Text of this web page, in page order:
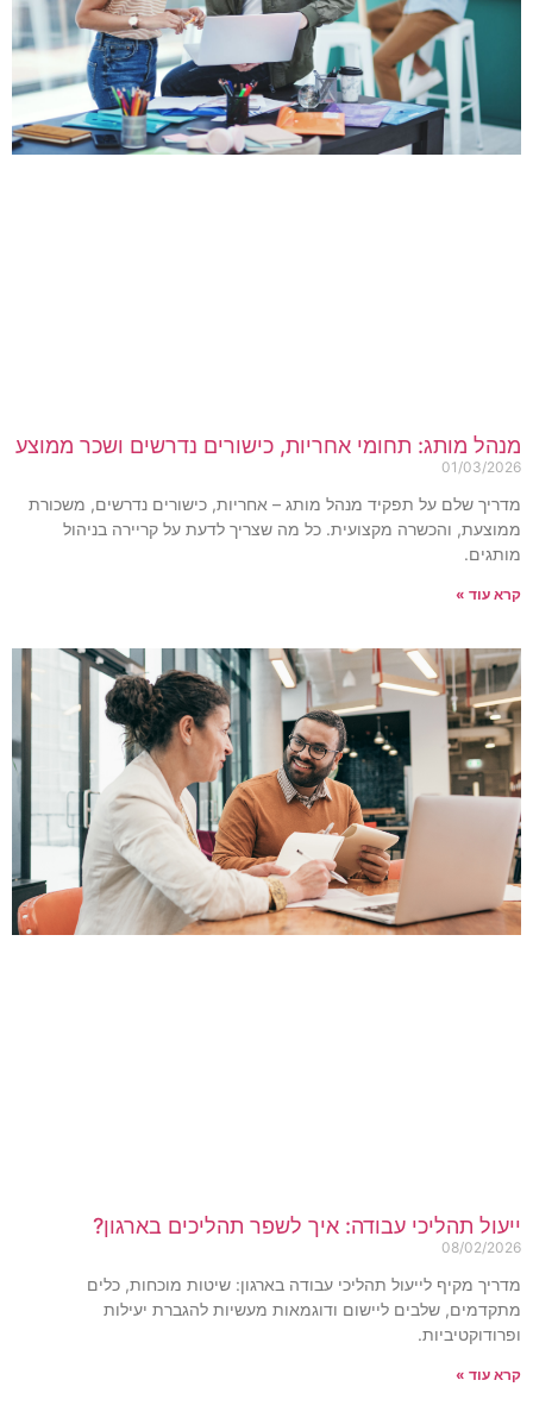
מותג: תחומי אחריות, כישורים נדרשים ושכר ממוצע
01/03/
שלם על תפקיד מנהל מותג – אחריות, כישורים נדרשים, משכורת
והכשרה מקצועית. כל מה שצריך לדעת על קריירה בניהול
עוד »
תהליכי עבודה: איך לשפר תהליכים בארגון?
08/02/
מקיף לייעול תהליכי עבודה בארגון: שיטות מוכחות, כלים
שלבים ליישום ודוגמאות מעשיות להגברת יעילות
עוד »